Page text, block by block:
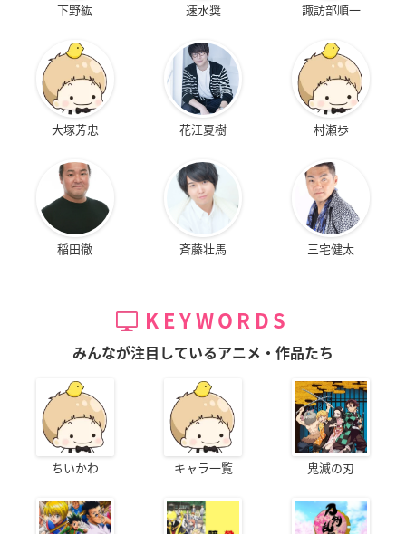
下野紘 速水奨 諏訪部順一
大塚芳忠 花江夏樹 村瀬歩
稲田徹 斉藤壮馬 三宅健太
KEYWORDS
みんなが注目しているアニメ・作品たち
ちいかわ キャラ一覧 鬼滅の刃